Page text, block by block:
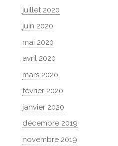
juillet 2020
juin 2020
mai 2020
avril 2020
mars 2020
février 2020
janvier 2020
décembre 2019
novembre 2019